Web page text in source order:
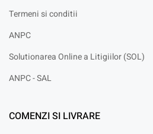
Termeni si conditii
ANPC
Solutionarea Online a Litigiilor (SOL)
ANPC - SAL
COMENZI SI LIVRARE